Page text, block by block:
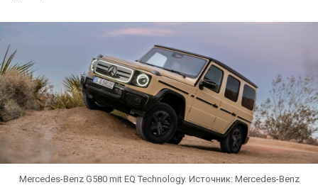
Mercedes-Benz G580 mit EQ Technology. Источник: Mercedes-Benz